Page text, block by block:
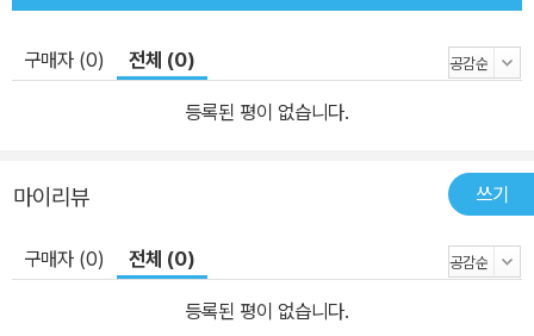
통합접근법의 창출을 위해서는 먼저 역사학이 앞장서야 한다. 즉, 사
실事實에 대한 연구를 통해 몽골을 포함한 유라시아-알타이 지역이
우리와 어떤 문화적 정체성을 가지고 있는가를 제시해야 한다. 역사
의 비전은 그 나라의 미래를 좌우한다. 그러나 아쉽게도 우리나라 역
서 한국의 역사학계가 일본이 제시한 식민사관이나 중국이 내민 동북
공정을 논리적으로 반박하고 극복하지 못하고 있다. 고구려가 망한
이래 주체적인 입장 표명이 불가능한 우리의 역사에 다가온 말은 “주
변을 알아야 한다”는 말일 것이다. 일본과 명나라, 건주여진과 몽골
등이 뒤섞여 치른 임진왜란 후에 유성룡은 “옛말에 ‘남에게 핍박을 받
구매자 (0) 전체 (0)
등록된 평이 없습니다.
마이리뷰 쓰기
구매자 (0) 전체 (0)
등록된 평이 없습니다.